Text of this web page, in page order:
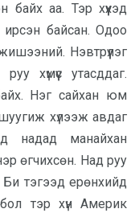
аа. Тэр хүүхэд
ирсэн байсан. Одоо
Нэвтрүүлэг
хүмүүс утасддаг.
Нэг сайхан юм
хүлээж авдаг
надад манайхан
өгчихсөн. Над руу
Би тэгээд ерөнхийд
тэр хүн Америк